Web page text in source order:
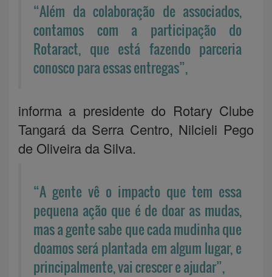
“Além da colaboração de associados,
contamos com a participação do
Rotaract, que está fazendo parceria
conosco para essas entregas”,
informa a presidente do Rotary Clube
Tangará da Serra Centro, Nilcieli Pego
de Oliveira da Silva.
“A gente vê o impacto que tem essa
pequena ação que é de doar as mudas,
mas a gente sabe que cada mudinha que
doamos será plantada em algum lugar, e
principalmente, vai crescer e ajudar”,